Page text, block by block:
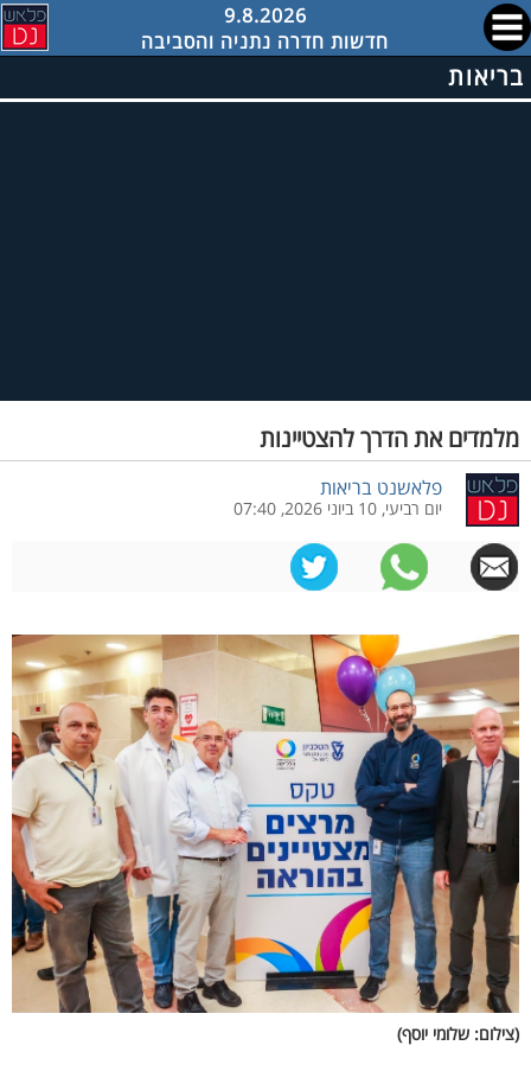
9.8.2026
חדשות חדרה נתניה והסביבה
בריאות
מלמדים את הדרך להצטיינות
פלאשנט בריאות
יום רביעי, 10 ביוני 2026, 07:40
(צילום: שלומי יוסף)